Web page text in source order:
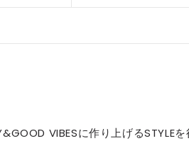
VIBESに作り上げるSTYLEを